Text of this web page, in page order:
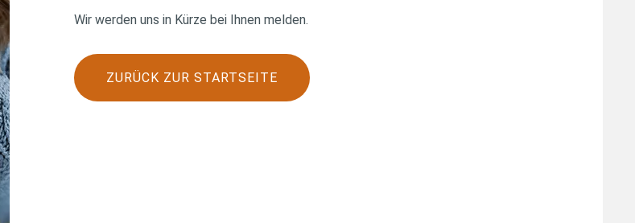
Wir werden uns in Kürze bei Ihnen melden.
ZURÜCK ZUR STARTSEITE